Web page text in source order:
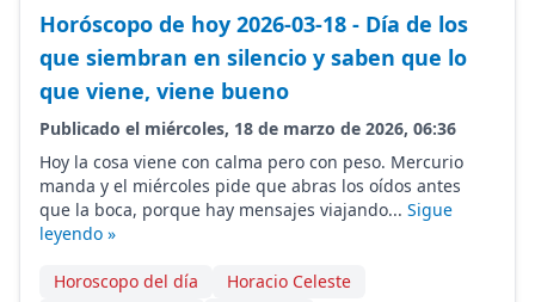
Horóscopo de hoy 2026-03-18 - Día de los
que siembran en silencio y saben que lo
que viene, viene bueno
Publicado el miércoles, 18 de marzo de 2026, 06:36
Hoy la cosa viene con calma pero con peso. Mercurio
manda y el miércoles pide que abras los oídos antes
que la boca, porque hay mensajes viajando... Sigue
leyendo »
Horoscopo del día
Horacio Celeste